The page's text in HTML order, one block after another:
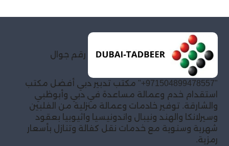
رقم جوال
"971504899478557+" مكتب تدبير دبي أفضل مكتب
استقدام خدم وعمالة مساعدة في دبي وأبوظبي
والشارقة. توفير خادمات وعمالة منزلية من الفلبين
وسيرلانكا والهند ونيبال واندونيسيا واثيوبيا بعقود
شهرية وسنوية مع خدمات نقل كفالة وتنازل بأسعار
رمزية.